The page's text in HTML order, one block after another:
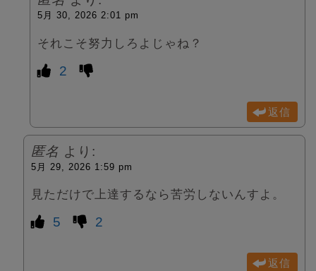
5月 30, 2026 2:01 pm
それこそ努力しろよじゃね？
2
返信
匿名 より:
5月 29, 2026 1:59 pm
見ただけで上達するなら苦労しないんすよ。
5 2
返信